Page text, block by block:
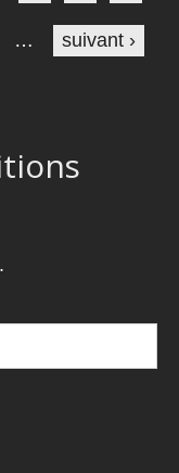
… suivant ›